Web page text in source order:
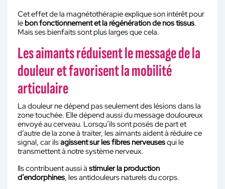
Cet effet de la magnétothérapie explique son intérêt pour
le bon fonctionnement et la régénération de nos tissus.
Mais ses bienfaits sont plus larges que cela.
Les aimants réduisent le message de la
douleur et favorisent la mobilité
articulaire
La douleur ne dépend pas seulement des lésions dans la
zone touchée. Elle dépend aussi du message douloureux
envoyé au cerveau. Lorsqu’ils sont posés de part et
d’autre de la zone à traiter, les aimants aident à réduire ce
signal, car ilsagissent sur les fibres nerveusesqui le
transmettent à notre système nerveux.
Ils contribuent aussi à stimuler la production
d’endorphines, les antidouleurs naturels du corps.